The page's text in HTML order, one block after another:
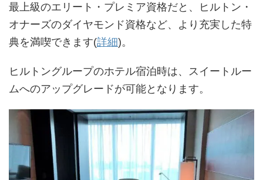
最上級のエリート・プレミア資格だと、ヒルトン・
オナーズのダイヤモンド資格など、より充実した特
典を満喫できます(詳細)。
ヒルトングループのホテル宿泊時は、スイートルー
ムへのアップグレードが可能となります。